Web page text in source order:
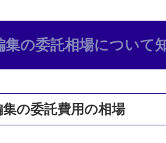
集の委託相場について
の委託費用の相場